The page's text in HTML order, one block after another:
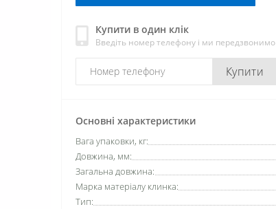
Купити в один клік
Введіть номер телефону і ми передзвонимо
Купити
Основні характеристики
Вага упаковки, кг:
Довжина, мм:
Загальна довжина:
Марка матеріалу клинка:
Тип: